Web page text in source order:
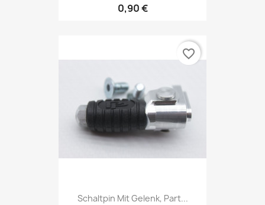
0,90 €
Schaltpin Mit Gelenk, Part...
favorite_border